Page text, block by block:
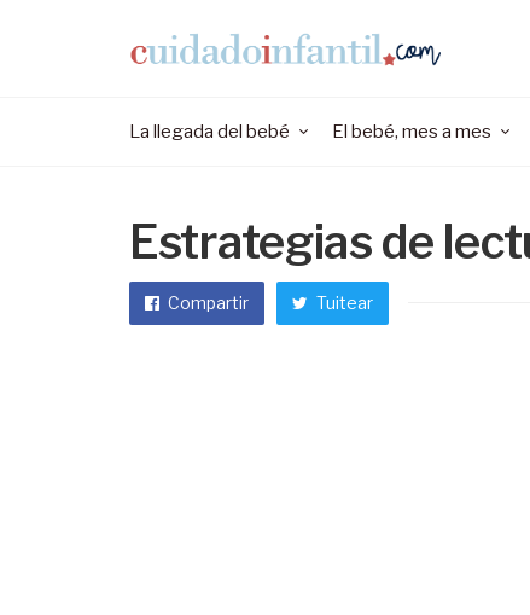
La llegada del bebé El bebé, mes a mes
Estrategias de
Compartir Tuitear